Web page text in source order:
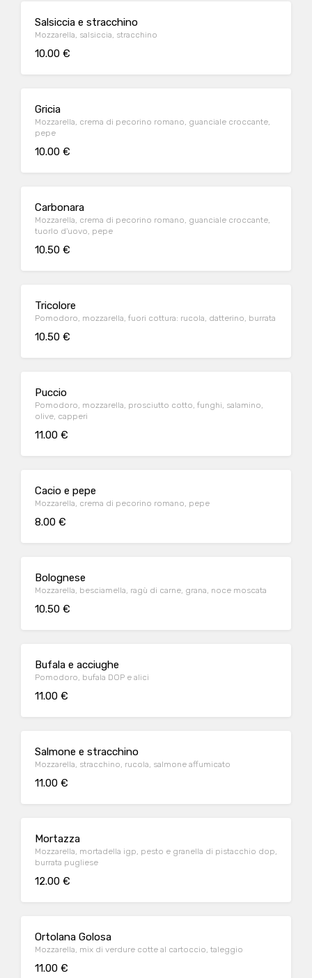
Salsiccia e stracchino
Mozzarella, salsiccia, stracchino
10.00 €
Gricia
Mozzarella, crema di pecorino romano, guanciale croccante,
pepe
10.00 €
Carbonara
Mozzarella, crema di pecorino romano, guanciale croccante,
tuorlo d'uovo, pepe
10.50 €
Tricolore
Pomodoro, mozzarella, fuori cottura: rucola, datterino, burrata
10.50 €
Puccio
Pomodoro, mozzarella, prosciutto cotto, funghi, salamino,
olive, capperi
11.00 €
Cacio e pepe
Mozzarella, crema di pecorino romano, pepe
8.00 €
Bolognese
Mozzarella, besciamella, ragù di carne, grana, noce moscata
10.50 €
Bufala e acciughe
Pomodoro, bufala DOP e alici
11.00 €
Salmone e stracchino
Mozzarella, stracchino, rucola, salmone affumicato
11.00 €
Mortazza
Mozzarella, mortadella igp, pesto e granella di pistacchio dop,
burrata pugliese
12.00 €
Ortolana Golosa
Mozzarella, mix di verdure cotte al cartoccio, taleggio
11.00 €